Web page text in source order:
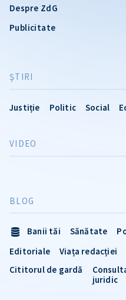
Despre ZdG
Publicitate
ŞTIRI
Justiție Politic Social
VIDEO
BLOG
Banii tăi Sănătate
Editoriale
Viața redacției
Cititorul de gardă
juridic